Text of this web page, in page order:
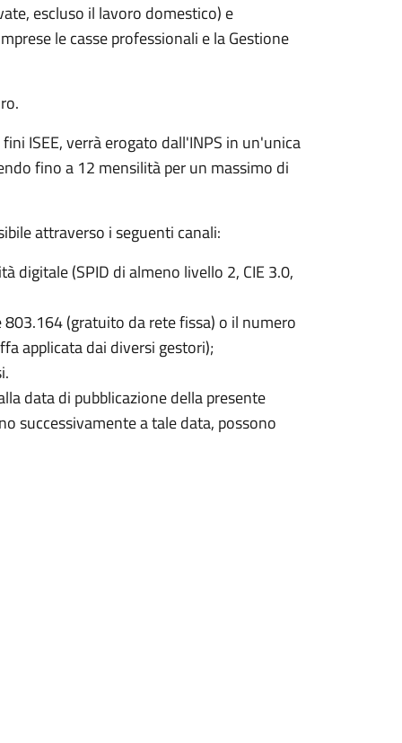
escluso il lavoro domestico) e
le casse professionali e la Gestione
ISEE, verrà erogato dall'INPS in un'unica
fino a 12 mensilità per un massimo di
attraverso i seguenti canali:
(SPID di almeno livello 2, CIE 3.0,
(gratuito da rete fissa) o il numero
applicata dai diversi gestori);
data di pubblicazione della presente
successivamente a tale data, possono